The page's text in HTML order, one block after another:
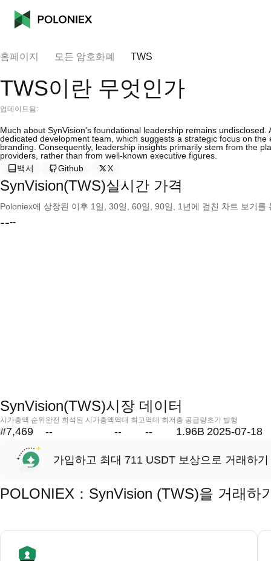
홈페이지 모든 암호화폐 TWS
TWS이란 무엇인가
업데이트됨:
Much about SynVision's foundational leadership remains
dedicated development team, which suggests a strategic focus on
branding. Consequently, leadership insights primarily stem from the
providers, rather than from well-known executive figures.
백서
Github X
SynVision(TWS)실시간 가격
Poloniex에 상장된 이후 1일, 30일, 60일, 90일, 1년에 걸친 차트 보기
----
SynVision(TWS)시장 데이터
시가총액 순위
#7,469
완전 희석된 시가총액
--
역대 최고
--
역대 최저
--
총 공급량
1.96B
초기 발행
2025-07-18
가입하고 최대 711 USDT 보상으로 거래하기
POLONIEX：SynVision (TWS)을 거래하